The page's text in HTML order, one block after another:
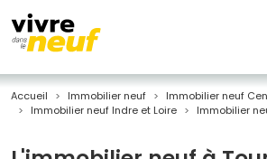
Accueil Immobilier neuf
Immobilier neuf
Immobilier neuf Indre et Loire
Immobilier